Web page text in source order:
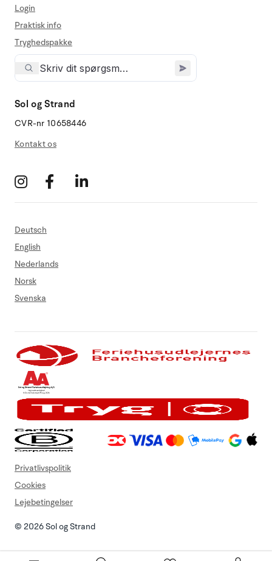
Login
Praktisk info
Tryghedspakke
Sol og Strand
CVR-nr 10658446
Kontakt os
Deutsch
English
Nederlands
Norsk
Svenska
© 2026 Sol og Strand
Privatlivspolitik
Cookies
Lejebetingelser